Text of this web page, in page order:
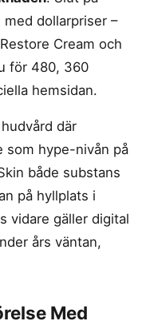
dollarpriser –
Cream och
för 480, 360
hemsidan.
där
som hype-nivån på
både substans
på hyllplats i
vidare gäller digital
års väntan,
Med